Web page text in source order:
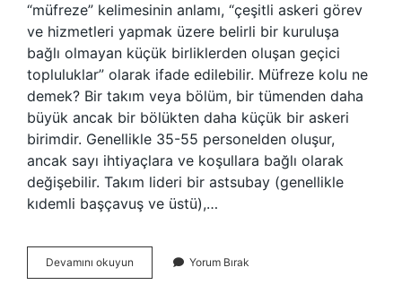
“müfreze” kelimesinin anlamı, “çeşitli askeri görev
ve hizmetleri yapmak üzere belirli bir kuruluşa
bağlı olmayan küçük birliklerden oluşan geçici
topluluklar” olarak ifade edilebilir. Müfreze kolu ne
demek? Bir takım veya bölüm, bir tümenden daha
büyük ancak bir bölükten daha küçük bir askeri
birimdir. Genellikle 35-55 personelden oluşur,
ancak sayı ihtiyaçlara ve koşullara bağlı olarak
değişebilir. Takım lideri bir astsubay (genellikle
kıdemli başçavuş ve üstü),…
Devamını okuyun Mürettep
Müfreze
Yorum Bırak